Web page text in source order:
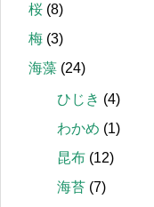
桜 (8)
梅 (3)
海藻 (24)
ひじき (4)
わかめ (1)
昆布 (12)
海苔 (7)